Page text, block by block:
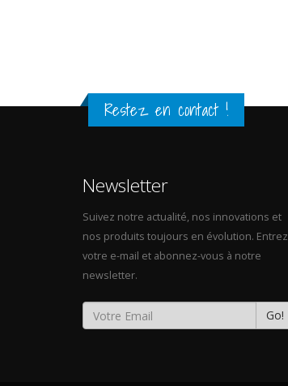
Restez en contact !
Newsletter
Suivez notre actualité, nos innovations et
nos produits toujours en évolution. Entrez
votre e-mail et abonnez-vous à notre
newsletter.
Go!